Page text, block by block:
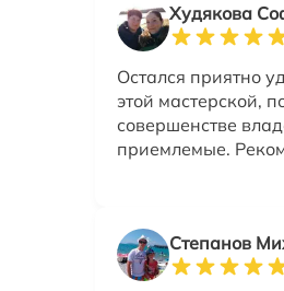
Худякова
Остался приятно
этой мастерской,
совершенстве
приемлемые.
Степанов